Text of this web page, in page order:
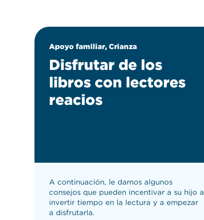
Apoyo familiar, Crianza
Disfrutar de los
libros con lectores
reacios
A continuación, le damos algunos
consejos que pueden incentivar a su hijo a
invertir tiempo en la lectura y a empezar
a disfrutarla.